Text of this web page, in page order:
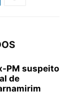
PM suspeito
de